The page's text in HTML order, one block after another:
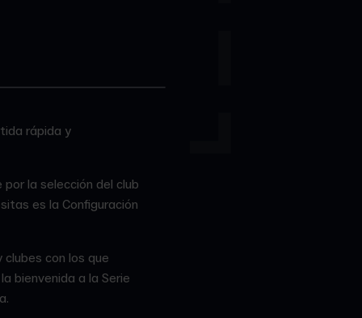
rápida y
la selección del club
es la Configuración
con los que
bienvenida a la Serie